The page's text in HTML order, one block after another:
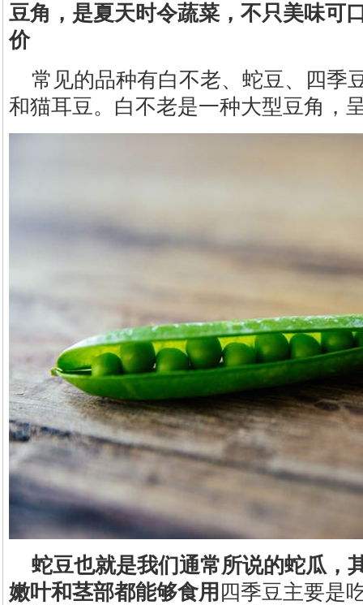
豆角，是夏天时令蔬菜，不只美味可
价
常见的品种有白不老、蛇豆、四季
和猫耳豆。白不老是一种大型豆角，
蛇豆也就是我们通常所说的蛇瓜，
嫩叶和茎部都能够食用 四季豆主要是